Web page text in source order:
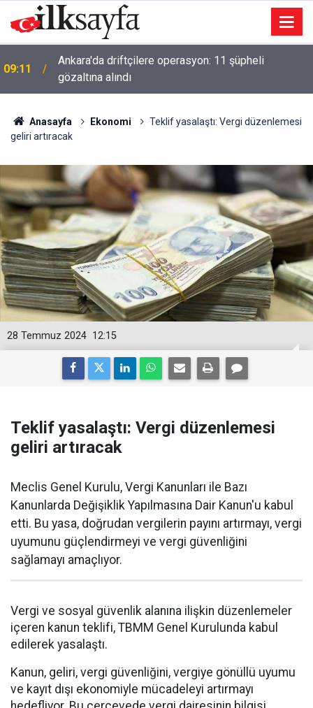
09:11
Ankara'da driftçilere operasyon: 11 şüpheli
gözaltına alındı
Anasayfa Ekonomi
Teklif yasalaştı: Vergi düzenlemesi
geliri artıracak
12:15
28 Temmuz 2024
Teklif yasalaştı: Vergi düzenlemesi
geliri artıracak
Meclis Genel Kurulu, Vergi Kanunları ile Bazı
Kanunlarda Değişiklik Yapılmasına Dair Kanun'u kabul
etti. Bu yasa, doğrudan vergilerin payını artırmayı, vergi
uyumunu güçlendirmeyi ve vergi güvenliğini
sağlamayı amaçlıyor.
Vergi ve sosyal güvenlik alanına ilişkin düzenlemeler
içeren kanun teklifi, TBMM Genel Kurulunda kabul
edilerek yasalaştı.
Kanun, geliri, vergi güvenliğini, vergiye gönüllü uyumu
ve kayıt dışı ekonomiyle mücadeleyi artırmayı